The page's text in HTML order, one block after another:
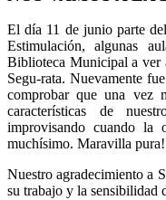
El día 11 de junio parte
Estimulación, algunas
Biblioteca Municipal a ver
Segu-rata. Nuevamente
comprobar que una vez
características de
improvisando cuando la
muchísimo. Maravilla
Nuestro agradecimiento a
su trabajo y la sensibilidad